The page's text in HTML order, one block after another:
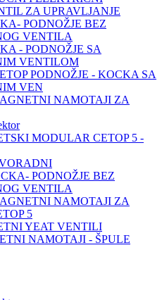
ZA UPRAVLJANJE
PODNOŽJE BEZ
VENTILA
- PODNOŽJE SA
VENTILOM
PODNOŽJE - KOCKA SA
VEN
NAMOTAJI ZA
MODULAR CETOP 5 -
PODNOŽJE BEZ
VENTILA
NAMOTAJI ZA
5
YEAT VENTILI
NAMOTAJI - ŠPULE